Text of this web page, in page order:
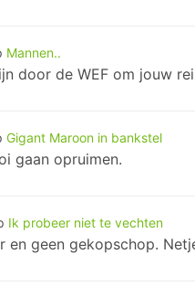
Mannen..
door de WEF om jouw
Gigant Maroon in bankstel
gaan opruimen.
Ik probeer niet te vechten
en geen gekopschop.